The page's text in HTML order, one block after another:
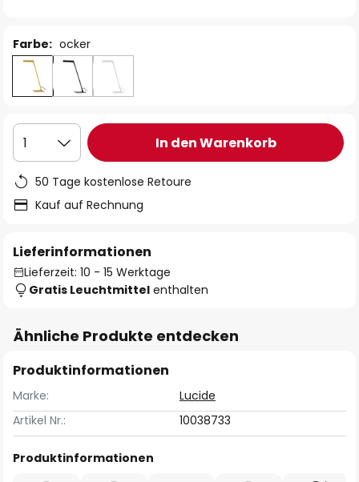
Farbe: ocker
1 In den Warenkorb
50 Tage kostenlose Retoure
Kauf auf Rechnung
Lieferinformationen
Lieferzeit: 10 - 15 Werktage
Gratis Leuchtmittel enthalten
Ähnliche Produkte entdecken
Produktinformationen
Marke:
Lucide
Artikel Nr.:
10038733
Produktinformationen